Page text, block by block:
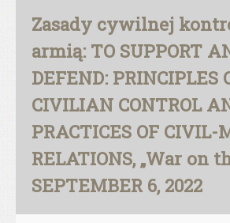
Zasady cywilnej
armią: TO SUPPORT
DEFEND: PRINCIPLES
CIVILIAN CONTROL
PRACTICES OF CIVIL-
RELATIONS, „War on
SEPTEMBER 6, 2022